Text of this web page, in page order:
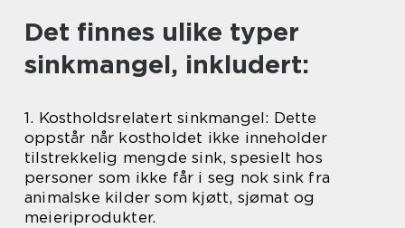
Det finnes ulike typer
sinkmangel, inkludert:
1. Kostholdsrelatert sinkmangel: Dette
oppstår når kostholdet ikke inneholder
tilstrekkelig mengde sink, spesielt hos
personer som ikke får i seg nok sink fra
animalske kilder som kjøtt, sjømat og
meieriprodukter.